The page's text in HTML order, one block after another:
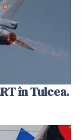
în Tulcea.